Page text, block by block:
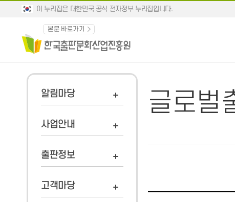
이 누리집은 대한민국 공식 전자정부 누리집입니다.
본문 바로가기
알림마당
사업안내
출판정보
고객마당
글로벌